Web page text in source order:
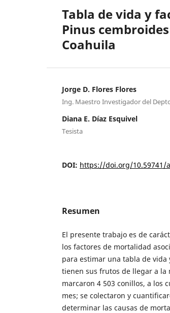
Tabla de vida y
Pinus
Coahuila
Jorge D. Flores Flores
Ing. Maestro Investigador del
Diana E. Díaz Esquivel
Tesista
DOI: https://doi.org/10.59741/
Resumen
El presente trabajo es de
los factores de mortalidad
para estimar una tabla de
tienen sus frutos de llegar a
marcaron 4 503 conillos, a los
mes; se colectaron y
determinar las causas de